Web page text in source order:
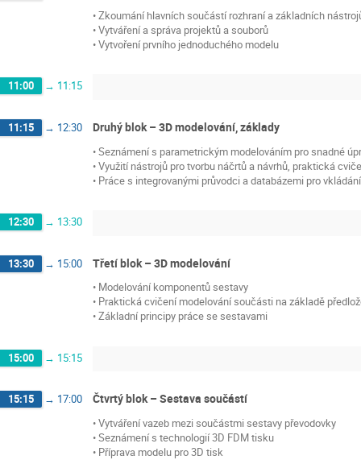
• Zkoumání hlavních součástí rozhraní a základních
• Vytváření a správa projektů a souborů
• Vytvoření prvního jednoduchého modelu
11:00 → 11:15
11:15 → 12:30 Druhý blok – 3D modelování, základy
• Seznámení s parametrickým modelováním pro snadné
• Využití nástrojů pro tvorbu náčrtů a návrhů, praktická
• Práce s integrovanými průvodci a databázemi pro
12:30 → 13:30
13:30 → 15:00 Třetí blok – 3D modelování
• Modelování komponentů sestavy
• Praktická cvičení modelování součásti na základě
• Základní principy práce se sestavami
15:00 → 15:15
15:15 → 17:00 Čtvrtý blok – Sestava součástí
• Vytváření vazeb mezi součástmi sestavy převodovky
• Seznámení s technologií 3D FDM tisku
• Příprava modelu pro 3D tisk